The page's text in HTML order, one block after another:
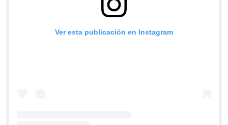
Ver esta publicación en Instagram